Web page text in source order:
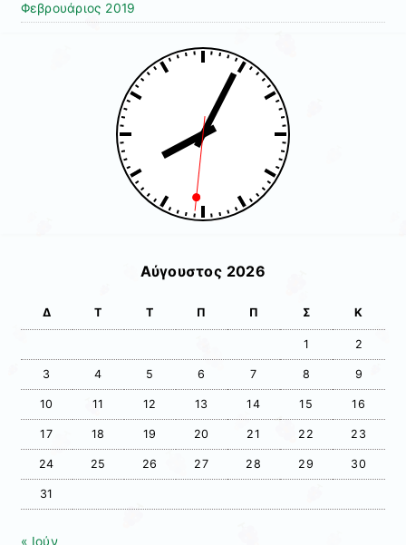
Φεβρουάριος 2019
Αύγουστος 2026
Δ Τ Τ Π Π Σ Κ
1 2
3 4 5 6 7 8 9
10 11 12 13 14 15 16
17 18 19 20 21 22 23
24 25 26 27 28 29 30
31
« Ιούν